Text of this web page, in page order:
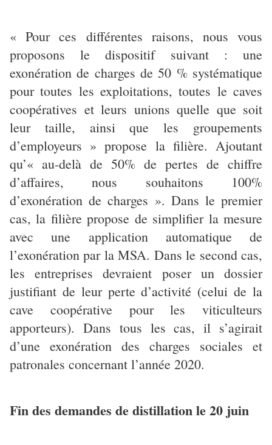
« Pour ces différentes raisons, nous vous
proposons le dispositif suivant : une
exonération de charges de 50 % systématique
pour toutes les exploitations, toutes le caves
coopératives et leurs unions quelle que soit
leur taille, ainsi que les groupements
d’employeurs » propose la filière. Ajoutant
qu’« au-delà de 50% de pertes de chiffre
d’affaires, nous souhaitons 100%
d’exonération de charges ». Dans le premier
cas, la filière propose de simplifier la mesure
avec une application automatique de
l’exonération par la MSA. Dans le second cas,
les entreprises devraient poser un dossier
justifiant de leur perte d’activité (celui de la
cave coopérative pour les viticulteurs
apporteurs). Dans tous les cas, il s’agirait
d’une exonération des charges sociales et
patronales concernant l’année 2020.
Fin des demandes de distillation le 20 juin